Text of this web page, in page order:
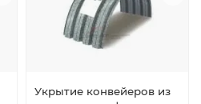
Укрытие конвейеров из